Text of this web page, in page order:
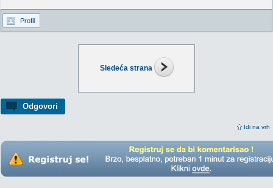
Sledeća strana
Odgovori
Idi na vrh
Profil